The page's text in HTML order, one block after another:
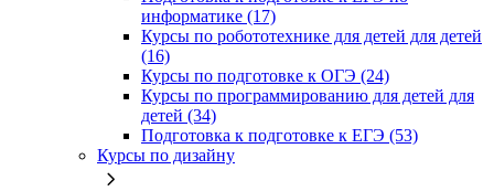
информатике (17)
Курсы по робототехнике для детей для детей
(16)
Курсы по подготовке к ОГЭ (24)
Курсы по программированию для детей для
детей (34)
Подготовка к подготовке к ЕГЭ (53)
Курсы по дизайну